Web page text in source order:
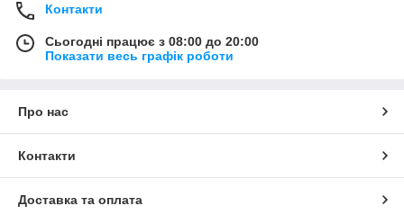
Контакти
Сьогодні працює з 08:00 до 20:00
Показати весь графік роботи
Про нас
Контакти
Доставка та оплата